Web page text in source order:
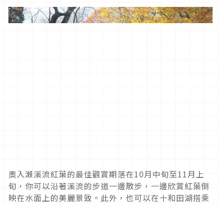
奧入瀨溪流紅葉的最佳觀賞期落在10月中旬至11月上
旬，你可以沿著溪流的步道一邊散步，一邊欣賞紅葉倒
映在水面上的美麗景致。此外，也可以在十和田湖搭乘